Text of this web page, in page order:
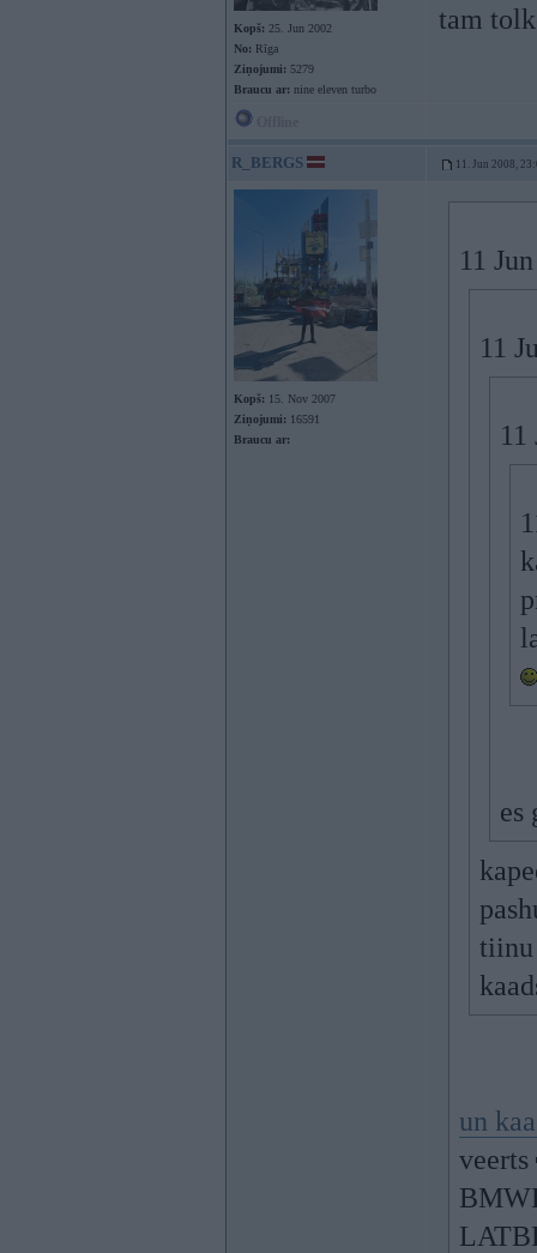
Kopš: 25. Jun 2002
No: Rīga
Ziņojumi: 5279
Braucu ar: nine eleven turbo
tam
R_BERGS 11. Jun 2008,
Kopš: 15. Nov 2007
Ziņojumi: 16591
Braucu ar:
11
11
11
es
tiinu
un
veerts